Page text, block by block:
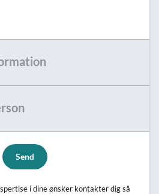
Send
i dine ønsker kontakter dig så